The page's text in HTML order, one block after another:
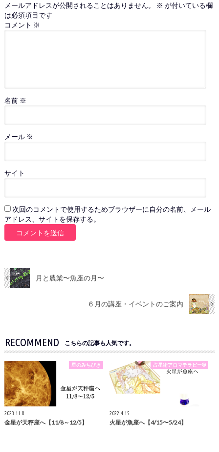
メールアドレスが公開されることはありません。 ※ が付いている欄
は必須項目です
コメント ※
名前 ※
メール ※
サイト
次回のコメントで使用するためブラウザーに自分の名前、メール
アドレス、サイトを保存する。
月と農業〜魚座の月〜
６月の講座・イベントのご案内
RECOMMEND こちらの記事も人気です。
星のみちびき
2023.11.8
金星が天秤座へ【11/8～12/5】
占星術アロマテラピー®
2022.4.15
火星が魚座へ【4/15〜5/24】